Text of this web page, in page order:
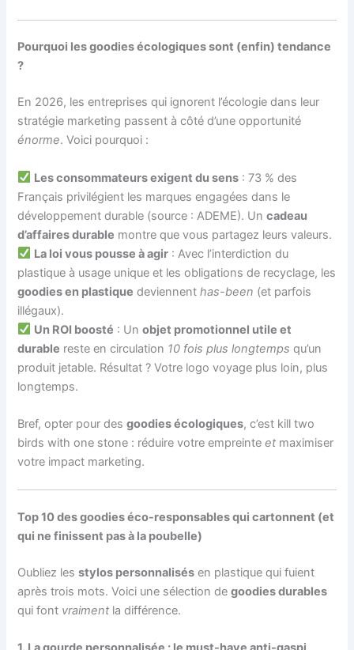
Pourquoi les goodies écologiques sont (enfin) tendance
?
En 2026, les entreprises qui ignorent l’écologie dans leur
stratégie marketing passent à côté d’une opportunité
énorme. Voici pourquoi :
Les consommateurs exigent du sens : 73 % des
Français privilégient les marques engagées dans le
développement durable (source : ADEME). Uncadeau
d’affaires durable montre que vous partagez leurs valeurs.
La loi vous pousse à agir : Avec l’interdiction du
plastique à usage unique et les obligations de recyclage, les
goodies en plastique deviennenthas-been (et parfois
illégaux).
Un ROI boosté : Unobjet promotionnel utile et
durable reste en circulation 10 fois plus longtemps qu’un
produit jetable. Résultat ? Votre logo voyage plus loin, plus
longtemps.
Bref, opter pour desgoodies écologiques, c’est kill two
birds with one stone : réduire votre empreinteet maximiser
votre impact marketing.
Top 10 des goodies éco-responsables qui cartonnent (et
qui ne finissent pas à la poubelle)
Oubliez lesstylos personnalisés en plastique qui fuient
après trois mots. Voici une sélection degoodies durables
qui font vraiment la différence.